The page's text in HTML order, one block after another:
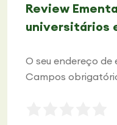
Review
universitários
O seu endereço de
Campos